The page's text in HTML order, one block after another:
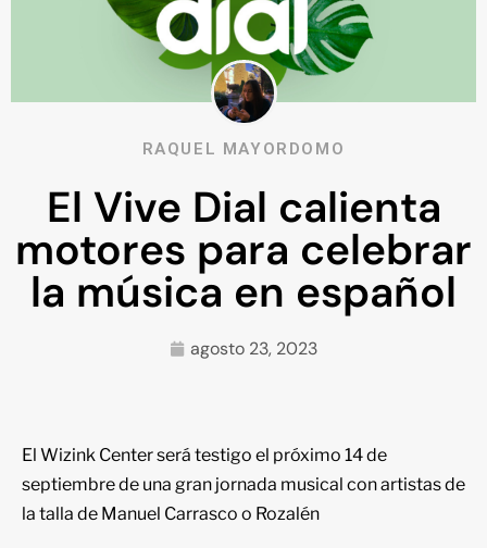
RAQUEL MAYORDOMO
El Vive Dial calienta
motores para celebrar
la música en español
agosto 23, 2023
El Wizink Center será testigo el próximo 14 de
septiembre de una gran jornada musical con artistas de
la talla de Manuel Carrasco o Rozalén